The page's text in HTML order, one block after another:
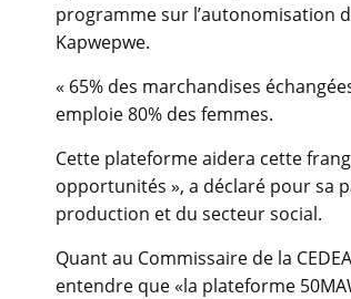
programme sur l’autonomisation
Kapwepwe.
« 65% des marchandises
emploie 80% des femmes.
Cette plateforme aidera cette
opportunités », a déclaré pour sa
production et du secteur social.
Quant au Commissaire de la
entendre que «la plateforme